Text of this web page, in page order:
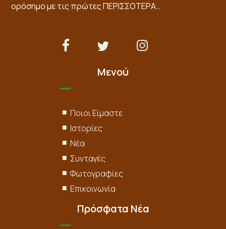
ορόσημο με τις πρώτεςΠΕΡΙΣΣΟΤΕΡΑ…
Μενού
Ποιοι Είμαστε
Ιστορίες
Νέα
Συνταγές
Φωτογραφίες
Επικοινωνία
Πρόσφατα Νέα